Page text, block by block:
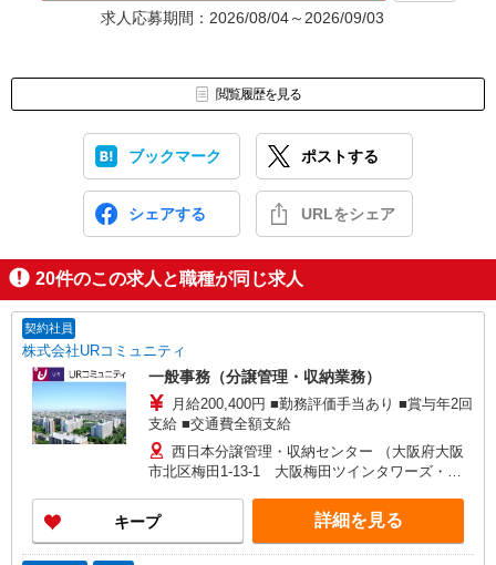
ます。予めご了承ください。
求人応募期間：2026/08/04～2026/09/03
閲覧履歴を見る
ブックマーク ポストする
シェアする URLをシェア
20件のこの求人と職種が同じ求人
契約社員
株式会社URコミュニティ
一般事務（分譲管理・収納業務）
月給200,400円 ■勤務評価手当あり ■賞与年2回
支給 ■交通費全額支給
西日本分譲管理・収納センター （大阪府大阪
市北区梅田1-13-1 大阪梅田ツインタワーズ・サ
キープ 詳細を見る